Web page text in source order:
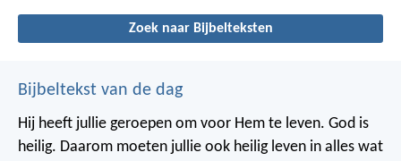
Zoek naar Bijbelteksten
Bijbeltekst van de dag
Hij heeft jullie geroepen om voor Hem te leven. God is
heilig. Daarom moeten jullie ook heilig leven in alles wat